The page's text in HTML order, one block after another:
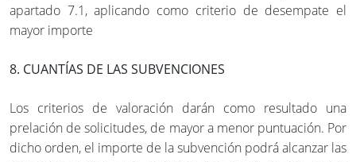
apartado 7.1, aplicando como criterio de desempate el
mayor importe
8. CUANTÍAS DE LAS SUBVENCIONES
Los criterios de valoración darán como resultado una
prelación de solicitudes, de mayor a menor puntuación. Por
dicho orden, el importe de la subvención podrá alcanzar las